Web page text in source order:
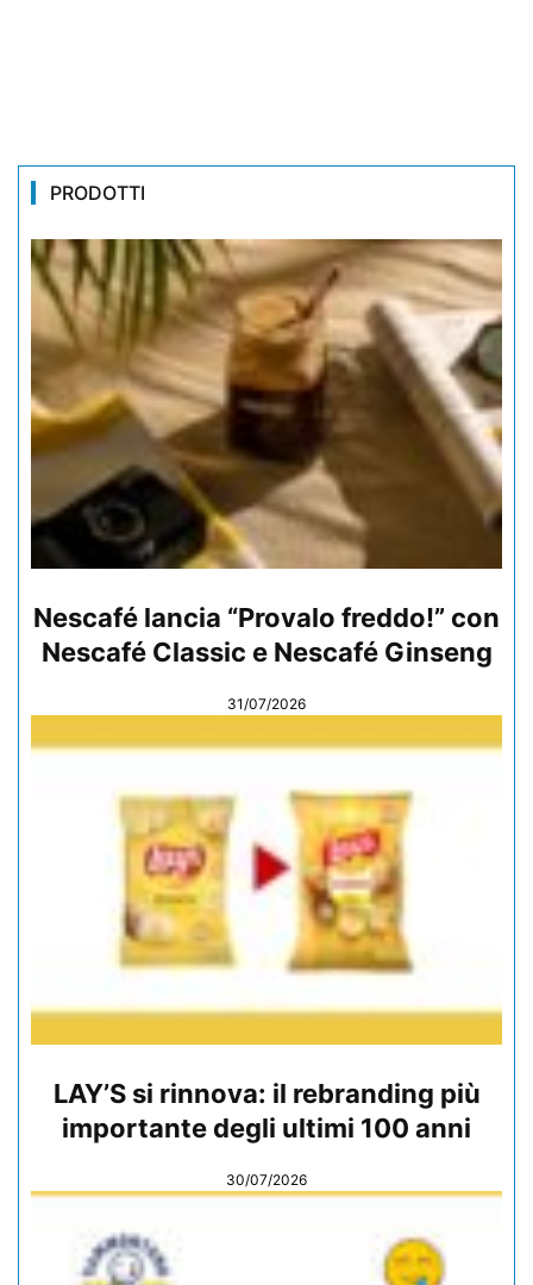
PRODOTTI
Nescafé lancia “Provalo freddo!” con
Nescafé Classic e Nescafé Ginseng
31/07/2026
LAY’S si rinnova: il rebranding più
importante degli ultimi 100 anni
30/07/2026